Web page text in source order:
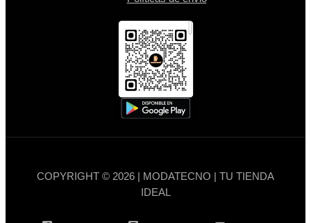
COPYRIGHT © 2026 | MODATECNO | TU TIENDA
IDEAL